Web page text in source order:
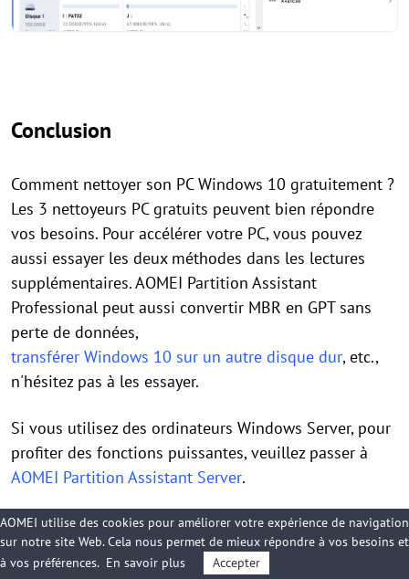
Conclusion
Comment nettoyer son PC Windows 10 gratuitement ?
Les 3 nettoyeurs PC gratuits peuvent bien répondre
vos besoins. Pour accélérer votre PC, vous pouvez
aussi essayer les deux méthodes dans les lectures
supplémentaires. AOMEI Partition Assistant
Professional peut aussi convertir MBR en GPT sans
perte de données,
transférer Windows 10 sur un autre disque dur, etc.,
n'hésitez pas à les essayer.
Si vous utilisez des ordinateurs Windows Server, pour
profiter des fonctions puissantes, veuillez passer à
AOMEI Partition Assistant Server.
AOMEI utilise des cookies pour améliorer votre expérience de navigation
sur notre site Web. Cela nous permet de mieux répondre à vos besoins et
à vos préférences. En savoir plus Accepter